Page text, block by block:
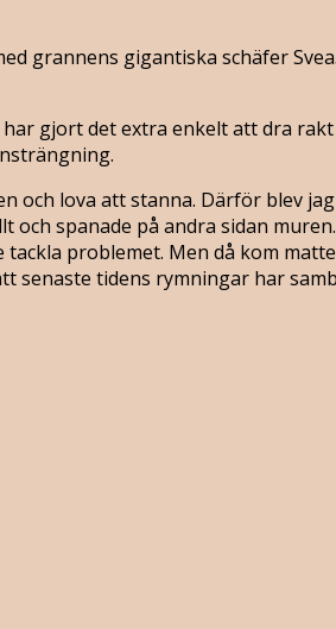
grannens gigantiska schäfer
gjort det extra enkelt att dra
och lova att stanna. Därför blev
och spanade på andra sidan
problemet. Men då kom
senaste tidens rymningar har